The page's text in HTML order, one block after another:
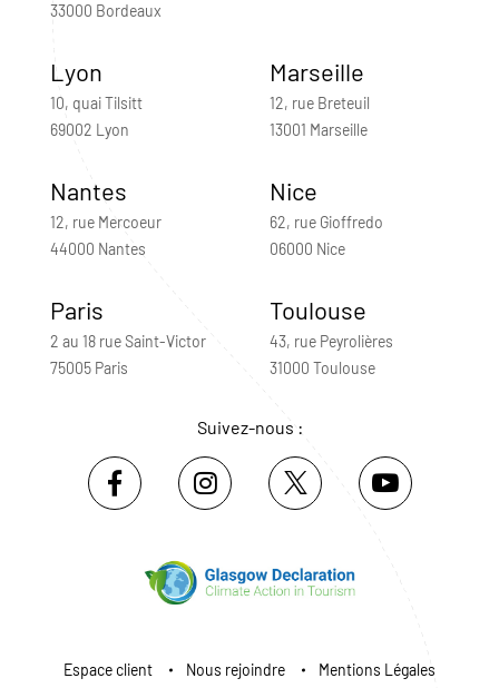
33000 Bordeaux
Lyon
10, quai Tilsitt
69002 Lyon
Marseille
12, rue Breteuil
13001 Marseille
Nantes
12, rue Mercoeur
44000 Nantes
Nice
62, rue Gioffredo
06000 Nice
Paris
2 au 18 rue Saint-Victor
75005 Paris
Toulouse
43, rue Peyrolières
31000 Toulouse
Suivez-nous :
Espace client Nous rejoindre
Mentions Légales